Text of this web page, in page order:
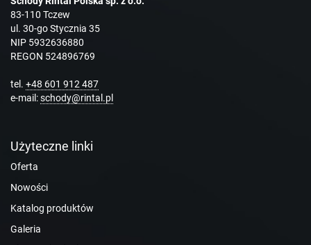
83-110 Tczew
ul. 30-go Stycznia 35
NIP 5932636880
REGON 524896769
tel. +48 601 912 487
e-mail:schody@rintal.pl
Użyteczne linki
Oferta
Nowości
Katalog produktów
Galeria